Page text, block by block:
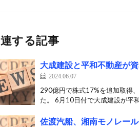
関連する記事
大成建設と平和不動産が
2024.06.07
290億円で株式17%を追加取得
た。 6月10日付で大成建設が平
佐渡汽船、湘南モノレー